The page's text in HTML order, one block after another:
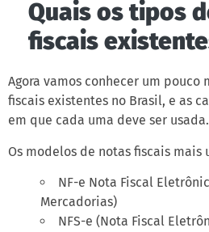
Quais os tipos
fiscais
Agora vamos conhecer um pouco
fiscais existentes no Brasil, e as
em que cada uma deve ser usada.
Os modelos de notas fiscais mais
NF-e Nota Fiscal
Mercadorias)
NFS-e (Nota Fiscal